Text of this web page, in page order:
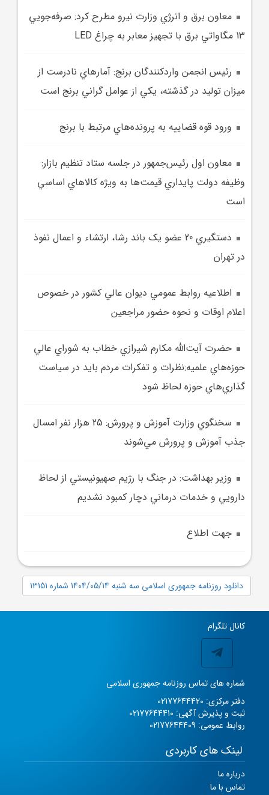
معاون برق و انرژي وزارت نيرو مطرح کرد: صرفه‌جويي
13 مگاواتي برق با تجهيز معابر به چراغ LED
رئيس انجمن واردکنندگان برنج: آمارهاي نادرست از
ميزان توليد در گذشته، يکي از عوامل گراني برنج است
ورود قوه قضاييه به پرونده‌هاي مرتبط با برنج
معاون اول رئيس‌جمهور در جلسه ستاد تنظيم بازار:
وظيفه دولت پايداري قيمت‌ها به ويژه کالاهاي اساسي
است
دستگيري 20 عضو يک باند رشا، ارتشاء و اعمال نفوذ
در تهران
اطلاعيه روابط عمومي ديوان عالي کشور در خصوص
اعلام اوقات و نحوه حضور مراجعين
حضرت آيت‌الله مکارم شيرازي خطاب به شوراي عالي
حوزه‌هاي علميه:نظرات و تفکرات مردم بايد در سياست
گذاري‌هاي حوزه لحاظ شود
سخنگوي وزارت آموزش و پرورش: 25 هزار نفر امسال
جذب آموزش و پرورش مي‌شوند
وزير بهداشت: در جنگ با رژيم صهيونيستي از لحاظ
دارويي و خدمات درماني دچار کمبود نشديم
جهت اطلاع
دانلود روزنامه جمهوری اسلامی سه شنبه 1404/05/14 شماره 13151
کانال تلگرام
شماره های تماس روزنامه جمهوری اسلامی
دفتر مرکزی: 02177644420
ثبت و پذیرش آگهی: 02177644410
روابط عمومی: 02177644409
لینک های کاربردی
درباره ما
تماس با ما